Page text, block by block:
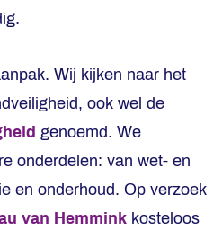
Wij kijken naar het
ook wel de
genoemd. We
onderdelen: van wet- en
en onderhoud. Op verzoek
van Hemmink kosteloos